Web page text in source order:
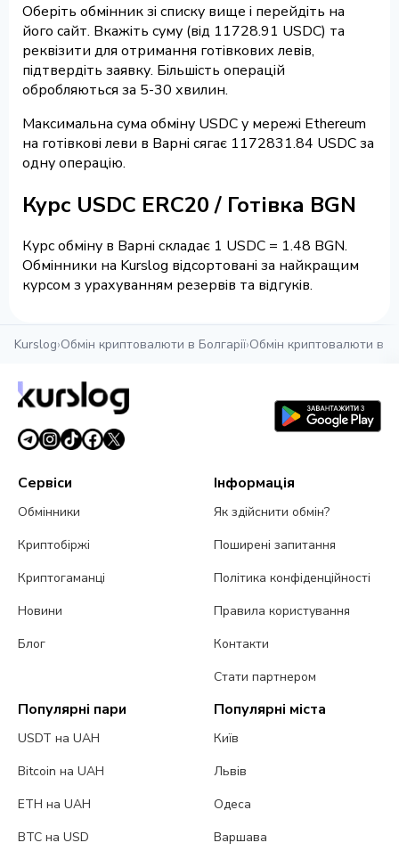
Оберіть обмінник зі списку вище і перейдіть на
його сайт. Вкажіть суму (від 11728.91 USDC) та
реквізити для отримання готівкових левів,
підтвердіть заявку. Більшість операцій
обробляються за 5-30 хвилин.
Максимальна сума обміну USDC у мережі Ethereum
на готівкові леви в Варні сягає 1172831.84 USDC за
одну операцію.
Курс USDC ERC20 / Готівка BGN
Курс обміну в Варні складає 1 USDC = 1.48 BGN.
Обмінники на Kurslog відсортовані за найкращим
курсом з урахуванням резервів та відгуків.
Kurslog›Обмін криптовалюти в Болгарії›Обмін криптовалюти в
Сервіси
Обмінники
Криптобіржі
Криптогаманці
Новини
Блог
Інформація
Як здійснити обмін?
Поширені запитання
Політика конфіденційності
Правила користування
Контакти
Стати партнером
Популярні пари
USDT на UAH
Bitcoin на UAH
ETH на UAH
BTC на USD
Популярні міста
Київ
Львів
Одеса
Варшава